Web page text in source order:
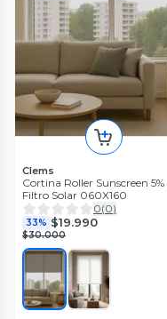
Clems
Cortina Roller Sunscreen 5%
Filtro Solar 060X160
0(0)
33% $19.990
$30.000